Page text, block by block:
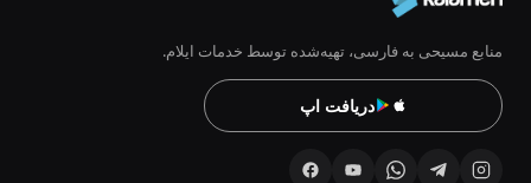
منابع مسیحی به فارسی، تهیه‌شده توسط خدمات ایلام.
دریافت اپ